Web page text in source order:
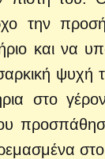
την
και να
ψυχή
στο